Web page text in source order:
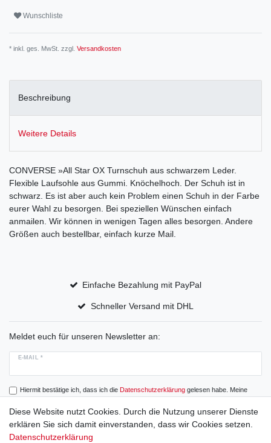
Wunschliste
* inkl. ges. MwSt. zzgl. Versandkosten
Beschreibung
Weitere Details
CONVERSE »All Star OX Turnschuh aus schwarzem Leder.
Flexible Laufsohle aus Gummi. Knöchelhoch. Der Schuh ist in
schwarz. Es ist aber auch kein Problem einen Schuh in der Farbe
eurer Wahl zu besorgen. Bei speziellen Wünschen einfach
anmailen. Wir können in wenigen Tagen alles besorgen. Andere
Größen auch bestellbar, einfach kurze Mail.
Einfache Bezahlung mit PayPal
Schneller Versand mit DHL
Meldet euch für unseren Newsletter an:
E-MAIL *
Hiermit bestätige ich, dass ich die Daten­schutz­erklärunggelesen habe. Meine
Einwilligung kann ich jederzeit widerrufen.
Abonnieren
Diese Website nutzt Cookies. Durch die Nutzung unserer Dienste
erklären Sie sich damit einverstanden, dass wir Cookies setzen.
Datenschutzerklärung